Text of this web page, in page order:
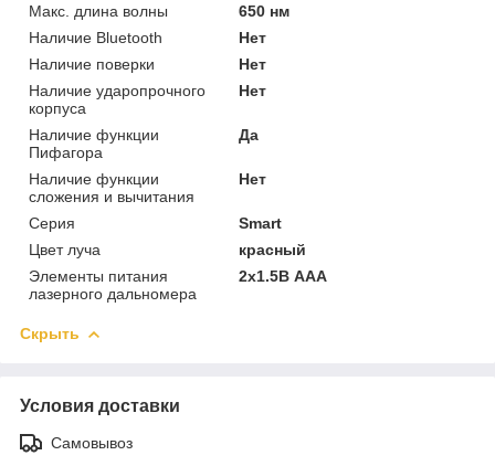
Макс. длина волны
650 нм
Наличие Bluetooth
Нет
Наличие поверки
Нет
Наличие ударопрочного
корпуса
Нет
Наличие функции
Пифагора
Да
Наличие функции
сложения и вычитания
Нет
Серия
Smart
Цвет луча
красный
Элементы питания
лазерного дальномера
2х1.5В AAA
Скрыть
Условия доставки
Самовывоз